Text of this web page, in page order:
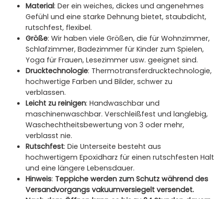
Material: Der ein weiches, dickes und angenehmes
Gefühl und eine starke Dehnung bietet, staubdicht,
rutschfest, flexibel.
Größe: Wir haben viele Größen, die für Wohnzimmer,
Schlafzimmer, Badezimmer für Kinder zum Spielen,
Yoga für Frauen, Lesezimmer usw. geeignet sind.
Drucktechnologie: Thermotransferdrucktechnologie,
hochwertige Farben und Bilder, schwer zu
verblassen.
Leicht zu reinigen: Handwaschbar und
maschinenwaschbar. Verschleißfest und langlebig,
Waschechtheitsbewertung von 3 oder mehr,
verblasst nie.
Rutschfest: Die Unterseite besteht aus
hochwertigem Epoxidharz für einen rutschfesten Halt
und eine längere Lebensdauer.
Hinweis: Teppiche werden zum Schutz während des
Versandvorgangs vakuumversiegelt versendet.